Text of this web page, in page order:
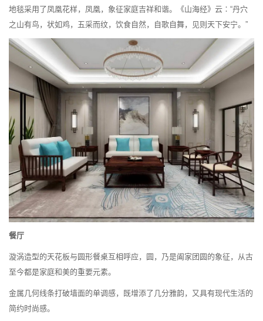
地毯采用了凤凰花样，凤凰，象征家庭吉祥和谐。《山海经》云∶“丹穴
之山有鸟，状如鸡，五采而纹，饮食自然，自歌自舞，见则天下安宁。”
餐厅
漩涡造型的天花板与圆形餐桌互相呼应，圆，乃是阖家团圆的象征，从古
至今都是家庭和美的重要元素。
金属几何线条打破墙面的单调感，既增添了几分雅韵，又具有现代生活的
简约时尚感。